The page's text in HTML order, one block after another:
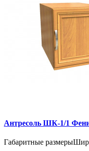
Антресоль ШК-1/1
Габаритные